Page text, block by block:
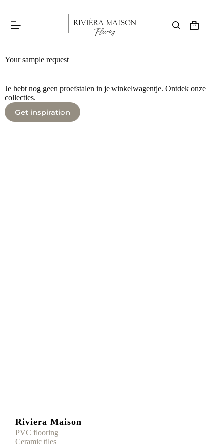
Your sample request
Je hebt nog geen proefstalen in je winkelwagentje. Ontdek onze
collecties.
Get inspiration
Riviera Maison
PVC flooring
Ceramic tiles